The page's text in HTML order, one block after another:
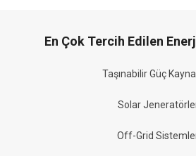
En Çok Tercih Edilen
Taşınabilir Güç
Solar
Off-Grid